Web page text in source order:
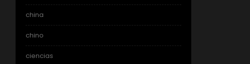
china
chino
ciencias